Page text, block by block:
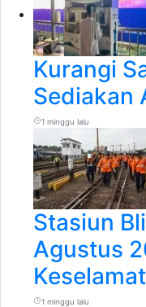
Kurangi
Sediakan
1 minggu lalu
Stasiun
Agustus
1 minggu lalu